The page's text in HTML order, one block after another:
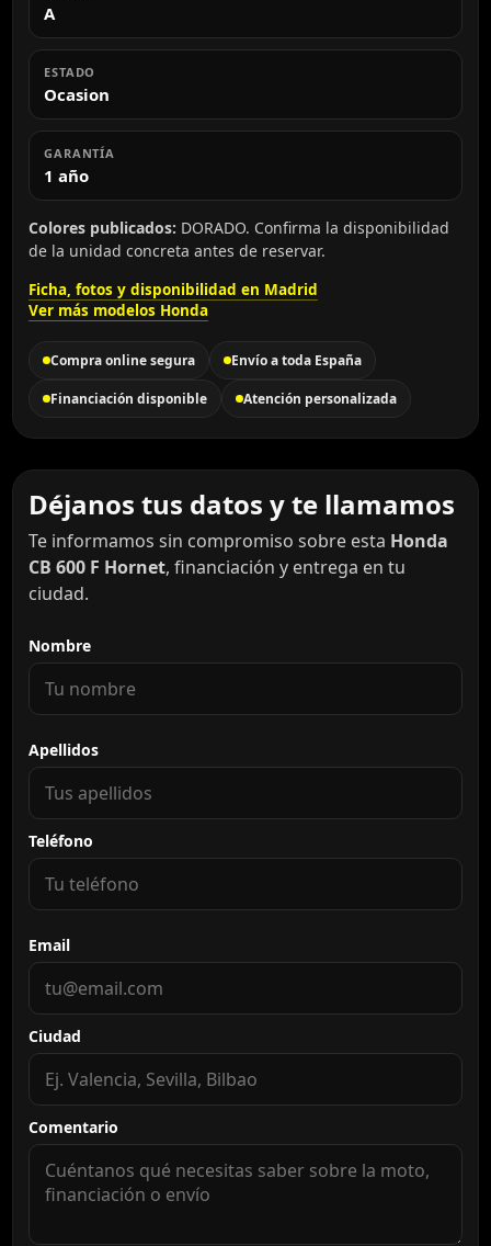
A
ESTADO
Ocasion
GARANTÍA
1 año
Colores publicados: DORADO. Confirma la disponibilidad
de la unidad concreta antes de reservar.
Ficha, fotos y disponibilidad en Madrid
Ver más modelos Honda
Compra online segura Envío a toda España
Financiación disponible Atención personalizada
Déjanos tus datos y te llamamos
Te informamos sin compromiso sobre esta Honda
CB 600 F Hornet, financiación y entrega en tu
ciudad.
Nombre
Apellidos
Teléfono
Email
Ciudad
Comentario